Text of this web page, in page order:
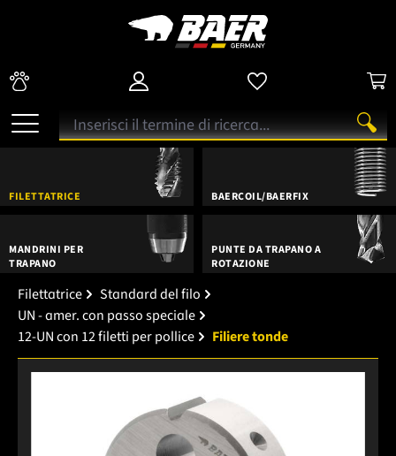
FILETTATRICE BAERCOIL/BAERFIX
MANDRINI PER
TRAPANO
PUNTE DA TRAPANO A
ROTAZIONE
Filettatrice
Standard del filo
UN - amer. con passo speciale
12-UN con 12 filetti per pollice
Filiere tonde